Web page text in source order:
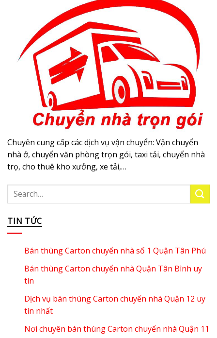
Chuyên cung cấp các dịch vụ vận chuyển: Vận chuyển
nhà ở, chuyển văn phòng trọn gói, taxi tải, chuyển nhà
trọ, cho thuê kho xưởng, xe tải,…
TIN TỨC
Bán thùng Carton chuyển nhà số 1 Quận Tân Phú
Bán thùng Carton chuyển nhà Quận Tân Bình uy
tín
Dịch vụ bán thùng Carton chuyển nhà Quận 12 uy
tín nhất
Nơi chuyên bán thùng Carton chuyển nhà Quận 11